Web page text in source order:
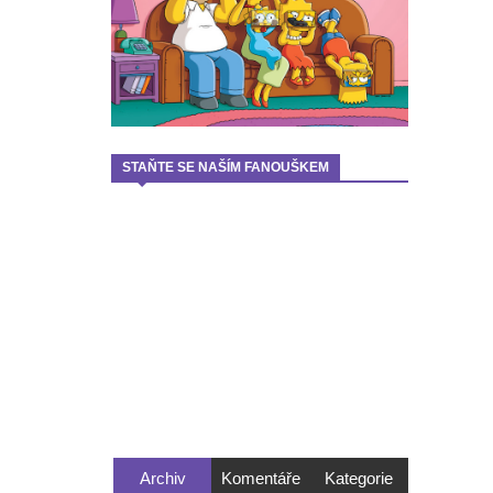
STAŇTE SE NAŠÍM FANOUŠKEM
Archiv Komentáře Kategorie